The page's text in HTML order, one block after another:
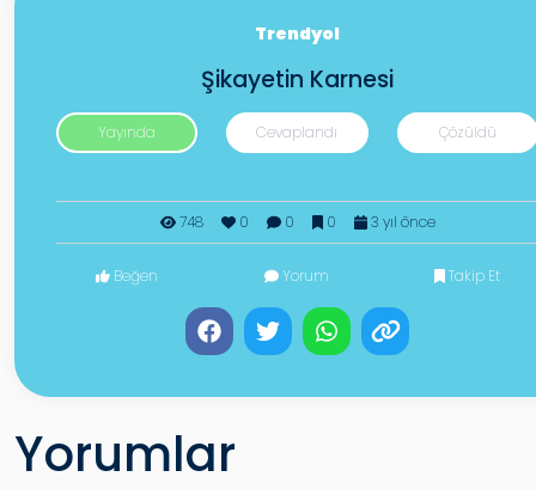
Trendyol
Şikayetin Karnesi
Yayında Cevaplandı Çözüldü
748 0 0 0 3 yıl önce
Beğen Yorum Takip Et
Yorumlar